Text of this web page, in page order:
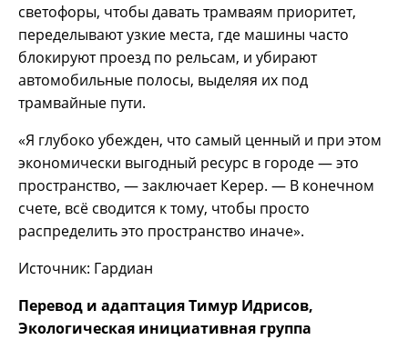
светофоры, чтобы давать трамваям приоритет,
переделывают узкие места, где машины часто
блокируют проезд по рельсам, и убирают
автомобильные полосы, выделяя их под
трамвайные пути.
«Я глубоко убежден, что самый ценный и при этом
экономически выгодный ресурс в городе — это
пространство, — заключает Керер. — В конечном
счете, всё сводится к тому, чтобы просто
распределить это пространство иначе».
Источник: Гардиан
Перевод и адаптация Тимур Идрисов,
Экологическая инициативная группа